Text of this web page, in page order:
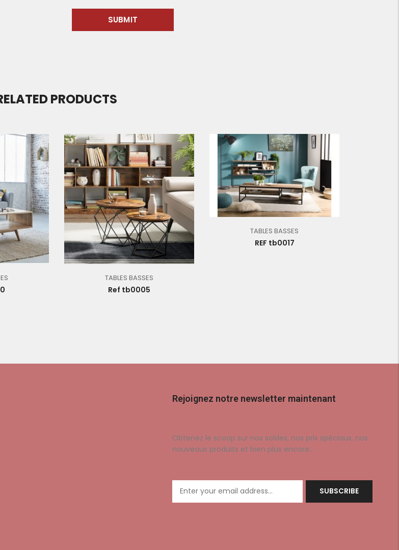
PRODUCTS
TABLES BASSES
Ref tb0005
TABLES BASSES
REF tb0017
Rejoignez notre newsletter maintenant
Obtenez le scoop sur nos soldes, nos prix spéciaux, nos
nouveaux produits et bien plus encore…